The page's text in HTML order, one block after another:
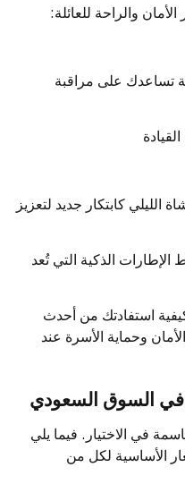
والراحة للعائلة:
بزاوية عرض 180 درجة تساعدك على مراقبة
كابتكار جديد لتعزيز
الذكية التي تُعد
استفادتك من أحدث
وحماية الأسرة عند
في السوق السعودي
في الاختيار. فيما يلي
الأساسية لكل من